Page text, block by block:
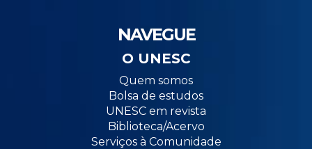
NAVEGUE
O UNESC
Quem somos
Bolsa de estudos
UNESC em revista
Biblioteca/Acervo
Serviços à Comunidade